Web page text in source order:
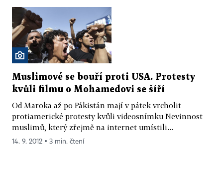
Muslimové se bouří proti USA. Protesty
kvůli filmu o Mohamedovi se šíří
Od Maroka až po Pákistán mají v pátek vrcholit
protiamerické protesty kvůli videosnímku Nevinnost
muslimů, který zřejmě na internet umístili...
14. 9. 2012 ▪ 3 min. čtení